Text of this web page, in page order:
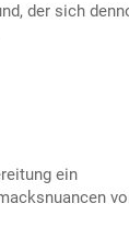
der sich
ein